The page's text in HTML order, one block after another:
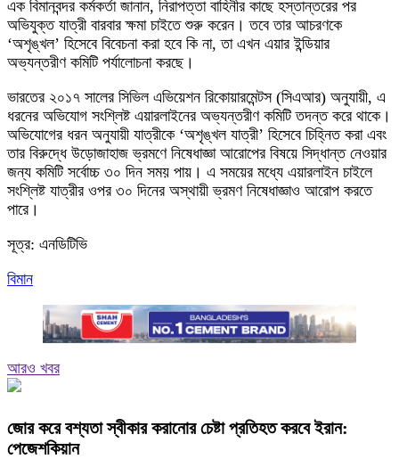
এক বিমানবন্দর কর্মকর্তা জানান, নিরাপত্তা বাহিনীর কাছে হস্তান্তরের পর
অভিযুক্ত যাত্রী বারবার ক্ষমা চাইতে শুরু করেন। তবে তার আচরণকে
‘অশৃঙ্খল’ হিসেবে বিবেচনা করা হবে কি না, তা এখন এয়ার ইন্ডিয়ার
অভ্যন্তরীণ কমিটি পর্যালোচনা করছে।
ভারতের ২০১৭ সালের সিভিল এভিয়েশন রিকোয়ারমেন্টস (সিএআর) অনুযায়ী, এ
ধরনের অভিযোগ সংশ্লিষ্ট এয়ারলাইনের অভ্যন্তরীণ কমিটি তদন্ত করে থাকে।
অভিযোগের ধরন অনুযায়ী যাত্রীকে ‘অশৃঙ্খল যাত্রী’ হিসেবে চিহ্নিত করা এবং
তার বিরুদ্ধে উড়োজাহাজ ভ্রমণে নিষেধাজ্ঞা আরোপের বিষয়ে সিদ্ধান্ত নেওয়ার
জন্য কমিটি সর্বোচ্চ ৩০ দিন সময় পায়। এ সময়ের মধ্যে এয়ারলাইন চাইলে
সংশ্লিষ্ট যাত্রীর ওপর ৩০ দিনের অস্থায়ী ভ্রমণ নিষেধাজ্ঞাও আরোপ করতে
পারে।
সূত্র: এনডিটিভি
বিমান
আরও খবর
জোর করে বশ্যতা স্বীকার করানোর চেষ্টা প্রতিহত করবে ইরান:
পেজেশকিয়ান